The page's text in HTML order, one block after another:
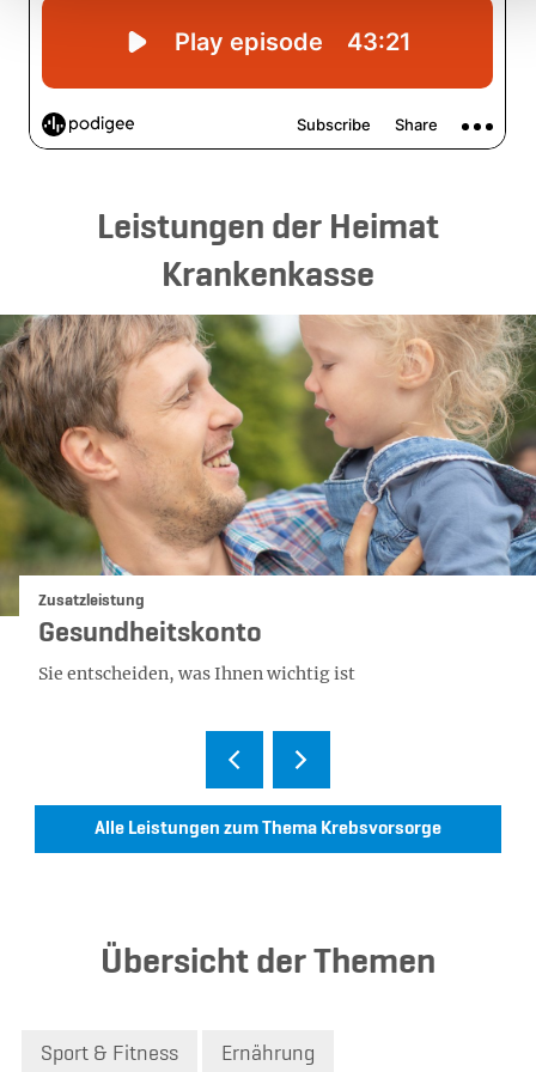
Leistungen der Heimat
Krankenkasse
Kategorie:
Zusatzleistung
Gesundheitskonto
Sie entscheiden, was Ihnen wichtig ist
Alle Leistungen zum Thema Krebsvorsorge
Übersicht der Themen
Sport & Fitness Ernährung